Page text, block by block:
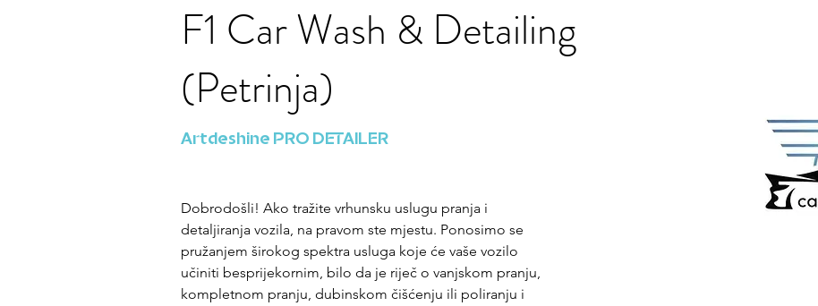
F1 Car Wash & Detailing
(Petrinja)
Artdeshine PRO DETAILER
Dobrodošli! Ako tražite vrhunsku uslugu pranja i
detaljiranja vozila, na pravom ste mjestu. Ponosimo se
pružanjem širokog spektra usluga koje će vaše vozilo
učiniti besprijekornim, bilo da je riječ o vanjskom pranju,
kompletnom pranju, dubinskom čišćenju ili poliranju i